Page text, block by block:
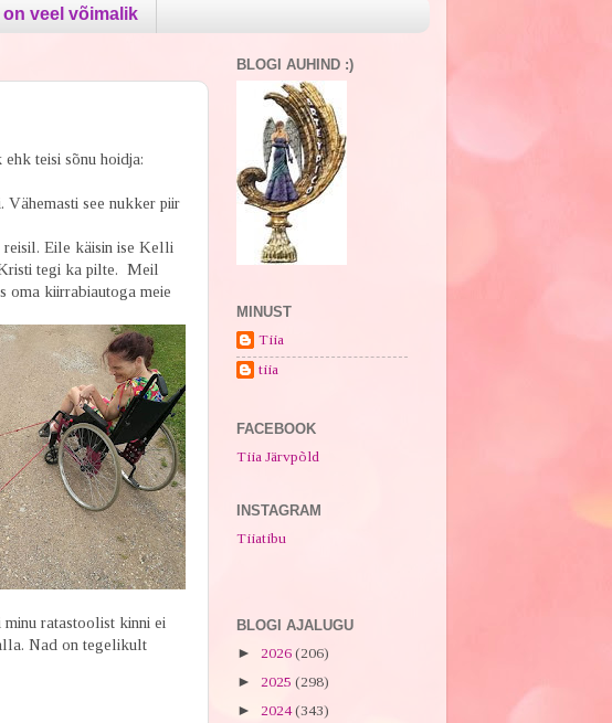
on veel võimalik
teisi sõnu hoidja:
see nukker piir
Eile käisin ise Kelli
tegi ka pilte. Meil
oma kiirrabiautoga meie
ratastoolist kinni ei
Nad on tegelikult
BLOGI AUHIND :)
MINUST
Tiia
tiia
FACEBOOK
Tiia Järvpõld
INSTAGRAM
Tiiatibu
BLOGI AJALUGU
► 2026 (206)
► 2025 (298)
► 2024(343)